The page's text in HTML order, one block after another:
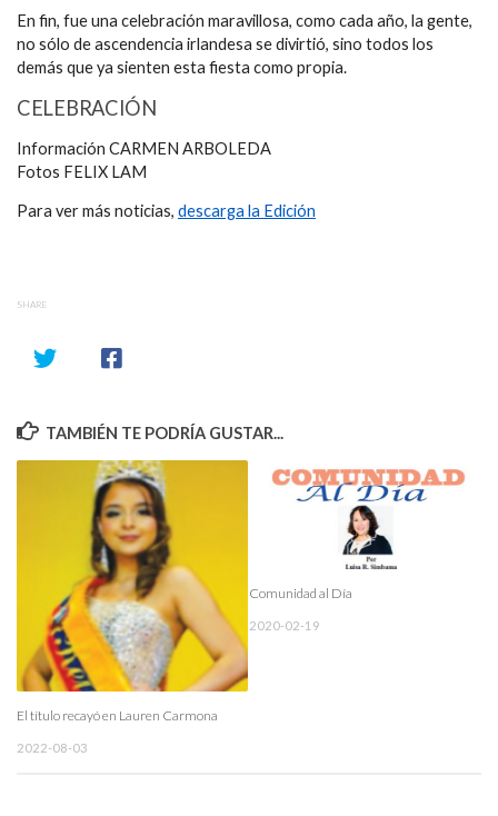
En fin, fue una celebración maravillosa, como cada año, la gente,
no sólo de ascendencia irlandesa se divirtió, sino todos los
demás que ya sienten esta fiesta como propia.
CELEBRACIÓN
Información CARMEN ARBOLEDA
Fotos FELIX LAM
Para ver más noticias, descarga la Edición
SHARE
TAMBIÉN TE PODRÍA GUSTAR...
El título recayó en Lauren Carmona
2022-08-03
Comunidad al Día
2020-02-19